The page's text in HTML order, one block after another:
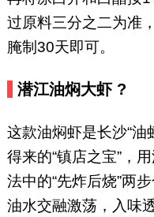
过原料三分之二为准
腌制30天即可。
潜江油焖大虾 ?
这款油焖虾是长沙“油
得来的“镇店之宝”，
法中的“先炸后烧”两
油水交融激荡，入味